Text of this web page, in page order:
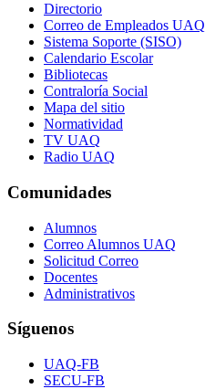
Directorio
Correo de Empleados UAQ
Sistema Soporte (SISO)
Calendario Escolar
Bibliotecas
Contraloría Social
Mapa del sitio
Normatividad
TV UAQ
Radio UAQ
Comunidades
Alumnos
Correo Alumnos UAQ
Solicitud Correo
Docentes
Administrativos
Síguenos
UAQ-FB
SECU-FB